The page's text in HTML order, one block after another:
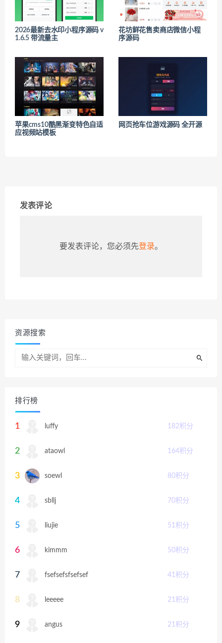
2026最新去水印小程序源码 v
1.6.5 带流量主
花坊鲜花售卖商店微信小程
序源码
苹果cms10酷黑渐变特色自适
应视频站模板
网页抢车位游戏源码 全开源
发表评论
要发表评论，您必须先登录。
资源搜索
排行榜
1 luffy 182积分
2 ataowl 164积分
3 soewl 80积分
4 sbllj 70积分
5 liujie 51积分
6 kimmm 50积分
7 fsefsefsfsefsef 41积分
8 leeeee 21积分
9 angus 21积分